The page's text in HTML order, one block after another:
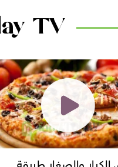
TV
حجم استثمارات يصل لـ 94